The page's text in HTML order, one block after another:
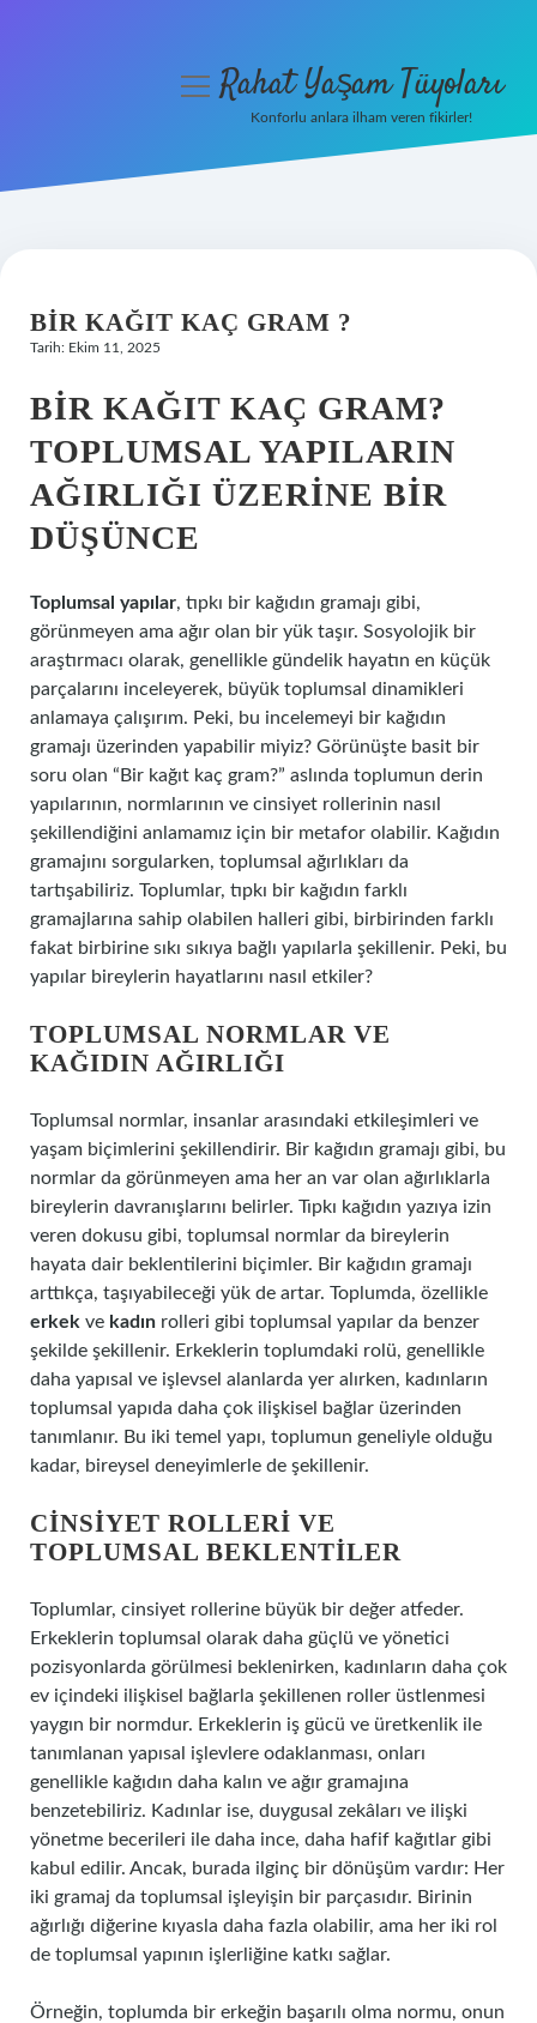
Hakkımızda
menüyüRahat Yaşam Tüyoları
Konforlu anlara ilham veren fikirler!
BIR KAĞIT KAÇ GRAM ?
Tarih: Ekim 11, 2025
BIR KAĞIT KAÇ GRAM?
TOPLUMSAL YAPILARIN
AĞIRLIĞI ÜZERINE BIR
DÜŞÜNCE
Toplumsal yapılar, tıpkı bir kağıdın gramajı gibi,
görünmeyen ama ağır olan bir yük taşır. Sosyolojik bir
araştırmacı olarak, genellikle gündelik hayatın en küçük
parçalarını inceleyerek, büyük toplumsal dinamikleri
anlamaya çalışırım. Peki, bu incelemeyi bir kağıdın
gramajı üzerinden yapabilir miyiz? Görünüşte basit bir
soru olan “Bir kağıt kaç gram?” aslında toplumun derin
yapılarının, normlarının ve cinsiyet rollerinin nasıl
şekillendiğini anlamamız için bir metafor olabilir. Kağıdın
gramajını sorgularken, toplumsal ağırlıkları da
tartışabiliriz. Toplumlar, tıpkı bir kağıdın farklı
gramajlarına sahip olabilen halleri gibi, birbirinden farklı
fakat birbirine sıkı sıkıya bağlı yapılarla şekillenir. Peki, bu
yapılar bireylerin hayatlarını nasıl etkiler?
TOPLUMSAL NORMLAR VE
KAĞIDIN AĞIRLIĞI
Toplumsal normlar, insanlar arasındaki etkileşimleri ve
yaşam biçimlerini şekillendirir. Bir kağıdın gramajı gibi, bu
normlar da görünmeyen ama her an var olan ağırlıklarla
bireylerin davranışlarını belirler. Tıpkı kağıdın yazıya izin
veren dokusu gibi, toplumsal normlar da bireylerin
hayata dair beklentilerini biçimler. Bir kağıdın gramajı
arttıkça, taşıyabileceği yük de artar. Toplumda, özellikle
erkek ve kadın rolleri gibi toplumsal yapılar da benzer
şekilde şekillenir. Erkeklerin toplumdaki rolü, genellikle
daha yapısal ve işlevsel alanlarda yer alırken, kadınların
toplumsal yapıda daha çok ilişkisel bağlar üzerinden
tanımlanır. Bu iki temel yapı, toplumun geneliyle olduğu
kadar, bireysel deneyimlerle de şekillenir.
CINSIYET ROLLERI VE
TOPLUMSAL BEKLENTILER
Toplumlar, cinsiyet rollerine büyük bir değer atfeder.
Erkeklerin toplumsal olarak daha güçlü ve yönetici
pozisyonlarda görülmesi beklenirken, kadınların daha çok
ev içindeki ilişkisel bağlarla şekillenen roller üstlenmesi
yaygın bir normdur. Erkeklerin iş gücü ve üretkenlik ile
tanımlanan yapısal işlevlere odaklanması, onları
genellikle kağıdın daha kalın ve ağır gramajına
benzetebiliriz. Kadınlar ise, duygusal zekâları ve ilişki
yönetme becerileri ile daha ince, daha hafif kağıtlar gibi
kabul edilir. Ancak, burada ilginç bir dönüşüm vardır: Her
iki gramaj da toplumsal işleyişin bir parçasıdır. Birinin
ağırlığı diğerine kıyasla daha fazla olabilir, ama her iki rol
de toplumsal yapının işlerliğine katkı sağlar.
Örneğin, toplumda bir erkeğin başarılı olma normu, onun